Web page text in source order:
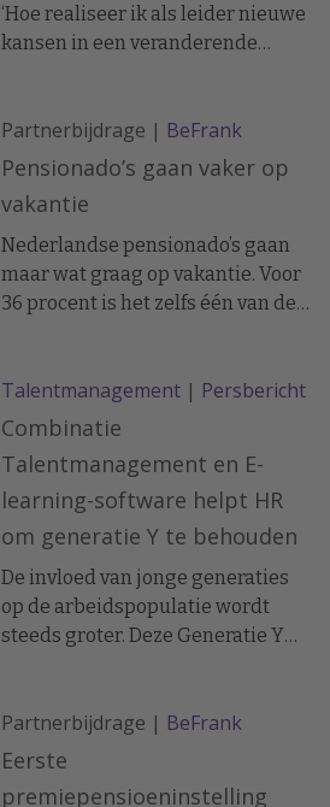
‘Hoe realiseer ik als leider nieuwe
kansen in een veranderende
webinar gemist? Of wilt u het
graag nog eens bekijken? Klik op
onderstaande link om de video
van het webinar te bekijken.
Partnerbijdrage | BeFrank
Pensionado’s gaan vaker op
vakantie
Nederlandse pensionado’s gaan
maar wat graag op vakantie. Voor
36 procent is het zelfs één van de
Een kwart van hen gaat vaker dan
voorheen, toen ze nog werkten.
Talentmanagement | Persbericht
Combinatie
Talentmanagement en E-
learning-software helpt HR
om generatie Y te behouden
De invloed van jonge generaties
op de arbeidspopulatie wordt
steeds groter. Deze Generatie Y
waarden en eisen met betrekking
tot hun carrière dan de oudere
Partnerbijdrage | BeFrank
Eerste
premiepensioeninstelling